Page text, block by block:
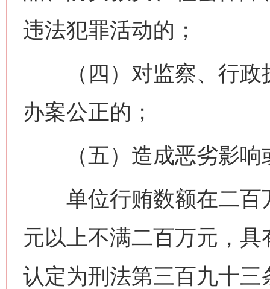
违法犯罪活动的；
（四）对监察、行政
办案公正的；
（五）造成恶劣影响
单位行贿数额在二百
元以上不满二百万元，
认定为刑法第三百九十三